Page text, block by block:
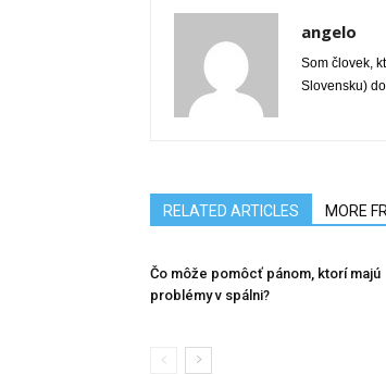
angelo
Som človek,
Slovensku)
RELATED ARTICLES MORE
Čo môže pomôcť pánom, ktorí majú
problémy v spálni?